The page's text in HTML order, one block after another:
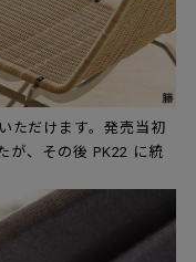
ただけます。発売当初
が、その後 PK22 に統